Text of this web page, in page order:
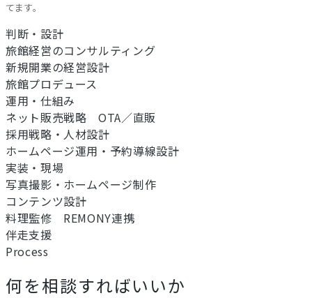
てます。
判断・設計
旅館経営のコンサルティング
新規開業の経営設計
旅館プロデュース
運用・仕組み
ネット販売戦略 OTA／直販
採用戦略・人材設計
ホームページ運用・予約導線設計
実装・現場
写真撮影・ホームページ制作
コンテンツ設計
料理監修 REMONY連携
伴走支援
Process
何を相談すればいいか